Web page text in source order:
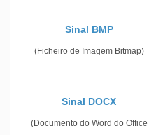
Sinal BMP
(Ficheiro de Imagem Bitmap)
Sinal DOCX
(Documento do Word do Office